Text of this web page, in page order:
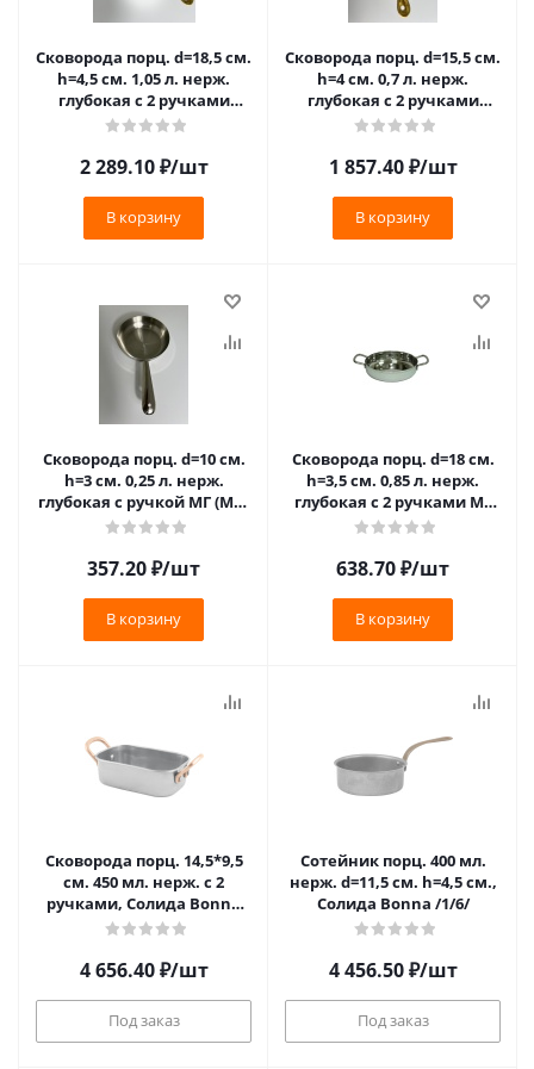
Сковорода порц. d=18,5 см.
h=4,5 см. 1,05 л. нерж.
глубокая с 2 ручками
латунь МГ (MG) (SMB03)
2 289.10₽/шт
В корзину
Сковорода порц. d=15,5 см.
h=4 см. 0,7 л. нерж.
глубокая с 2 ручками
латунь МГ (MG) (SMB02)
1 857.40₽/шт
В корзину
Сковорода порц. d=10 см.
h=3 см. 0,25 л. нерж.
глубокая с ручкой МГ (MG)
(FPM010) /1/120/
357.20₽/шт
В корзину
Сковорода порц. d=18 см.
h=3,5 см. 0,85 л. нерж.
глубокая с 2 ручками МГ
(MG) /1/12/ (MPDH18)
638.70₽/шт
В корзину
Сковорода порц. 14,5*9,5
см. 450 мл. нерж. с 2
ручками, Солида Bonna
/1/6/
4 656.40₽/шт
Под заказ
Сотейник порц. 400 мл.
нерж. d=11,5 см. h=4,5 см.,
Солида Bonna /1/6/
4 456.50₽/шт
Под заказ